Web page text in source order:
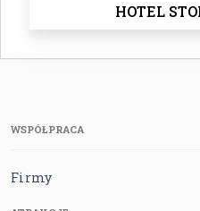
HOTEL
WSPÓŁPRACA
Firmy